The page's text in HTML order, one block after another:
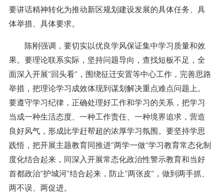
要讲话精神转化为推动新区规划建设发展的具体任务、具
体举措、具体要求。
陈刚强调，要切实以优良学风保证集中学习质量和效
果。要理论联系实际，坚持问题导向，查找短板不足，全
面深入开展“回头看”，围绕征迁安置等中心工作，完善思路
举措，把理论学习成效体现到谋划解决重点难点问题上。
要遵守学习纪律，正确处理好工作和学习的关系，把学习
当成一种生活态度、一种工作责任、一种境界追求，营造
良好风气，形成比学赶帮超的浓厚学习氛围。要坚持学思
践悟，把开展主题教育同推进“两学一做”学习教育常态化制
度化结合起来，同深入开展常态化政治性警示教育和当好
首都政治“护城河”结合起来，防止“两张皮”，做到两手抓、
两不误、两促进。